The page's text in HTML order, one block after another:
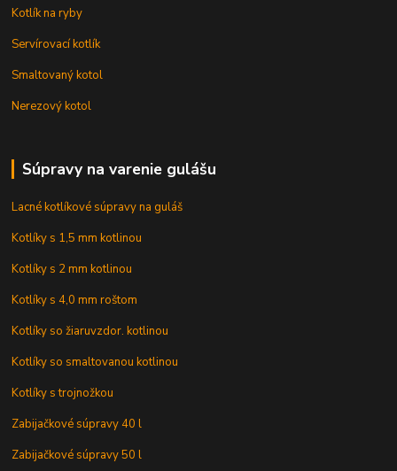
Kotlík na ryby
Servírovací kotlík
Smaltovaný kotol
Nerezový kotol
Súpravy na varenie gulášu
Lacné kotlíkové súpravy na guláš
Kotlíky s 1,5 mm kotlinou
Kotlíky s 2 mm kotlinou
Kotlíky s 4,0 mm roštom
Kotlíky so žiaruvzdor. kotlinou
Kotlíky so smaltovanou kotlinou
Kotlíky s trojnožkou
Zabijačkové súpravy 40 l
Zabijačkové súpravy 50 l